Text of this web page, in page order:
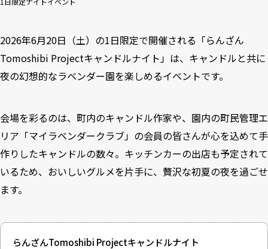
2026年6月20日（土）の1日限定で開催される「らんざん
Tomoshibi Projectキャンドルナイト」は、キャンドルと共に
夜の幻想的なラベンダー園を楽しめるイベントです。
会場を彩るのは、町内のキャンドル作家や、園内の町民管理エ
リア「マイラベンダークラブ」の会員の皆さんが心を込めて手
作りしたキャンドルの数々。キッチンカーの出店も予定されて
いるため、おいしいグルメを片手に、贅沢な初夏の夜を過ごせ
ます。
らんざんTomoshibi Projectキャンドルナイト